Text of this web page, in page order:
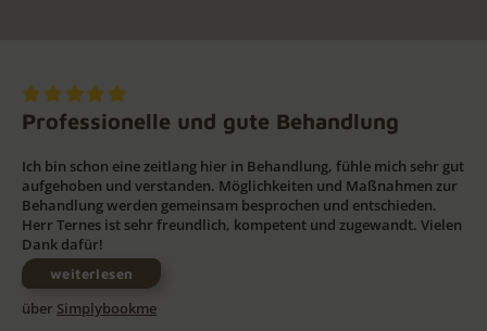
Professionelle und gute Behandlung
Ich bin schon eine zeitlang hier in Behandlung, fühle mich sehr gut
aufgehoben und verstanden. Möglichkeiten und Maßnahmen zur
Behandlung werden gemeinsam besprochen und entschieden.
Herr Ternes ist sehr freundlich, kompetent und zugewandt. Vielen
Dank dafür!
weiterlesen
über Simplybookme